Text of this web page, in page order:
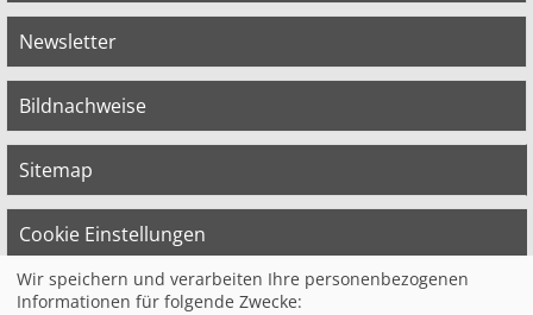
Newsletter
Bildnachweise
Sitemap
Cookie Einstellungen
Wir speichern und verarbeiten Ihre personenbezogenen
Informationen für folgende Zwecke: